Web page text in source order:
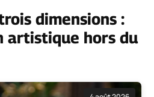
dimensions :
artistique hors du